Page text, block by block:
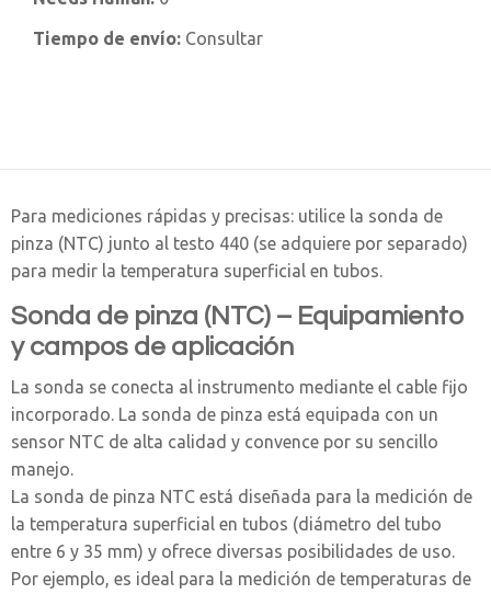
Tiempo de envío: Consultar
Para mediciones rápidas y precisas: utilice la sonda de
pinza (NTC) junto al testo 440 (se adquiere por separado)
para medir la temperatura superficial en tubos.
Sonda de pinza (NTC) – Equipamiento
y campos de aplicación
La sonda se conecta al instrumento mediante el cable fijo
incorporado. La sonda de pinza está equipada con un
sensor NTC de alta calidad y convence por su sencillo
manejo.
La sonda de pinza NTC está diseñada para la medición de
la temperatura superficial en tubos (diámetro del tubo
entre 6 y 35 mm) y ofrece diversas posibilidades de uso.
Por ejemplo, es ideal para la medición de temperaturas de